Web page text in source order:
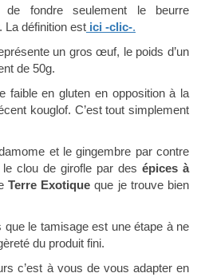
de fondre seulement le beurre
La définition est ici -clic-.
un gros œuf, le poids d’un
de 50g.
faible en gluten en opposition à la
kouglof. C’est tout simplement
et le gingembre par contre
le clou de girofle par des épices à
Terre Exotique que je trouve bien
que le tamisage est une étape à ne
du produit fini.
c’est à vous de vous adapter en